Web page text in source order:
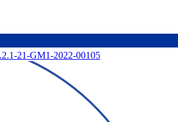
21-GM1-2022-00105